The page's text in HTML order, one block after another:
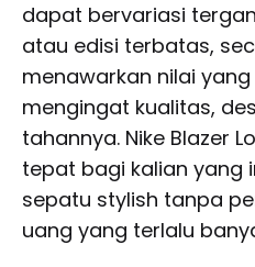
dapat bervariasi
atau edisi terbatas,
menawarkan nilai
mengingat kualitas,
tahannya. Nike Blazer
tepat bagi kalian yang
sepatu stylish tanpa
uang yang terlalu